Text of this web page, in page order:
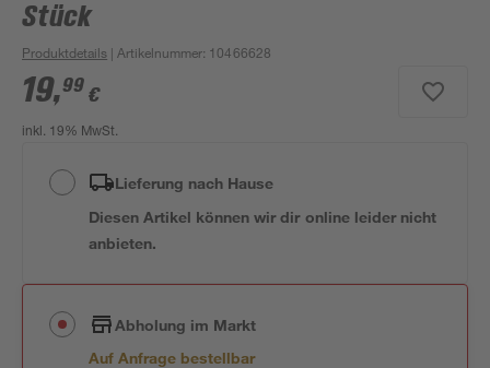
Stück
Produktdetails | Artikelnummer: 10466628
19,99 €
inkl. 19% MwSt.
Lieferung nach Hause
Diesen Artikel können wir dir online leider nicht
anbieten.
Abholung im Markt
Auf Anfrage bestellbar